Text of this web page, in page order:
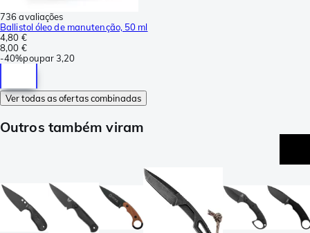
736 avaliações
Ballistol óleo de manutenção, 50 ml
4,80 €
8,00 €
-40%poupar3,20
Ver todas as ofertas combinadas
Outros também viram